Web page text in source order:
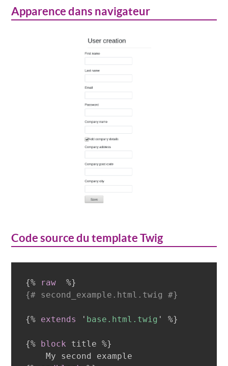
Apparence dans navigateur
Code source du template Twig
{% raw
%}
{# second_example.html.twig #}
{% extends ' base.html.twig ' %}
{% block title %}